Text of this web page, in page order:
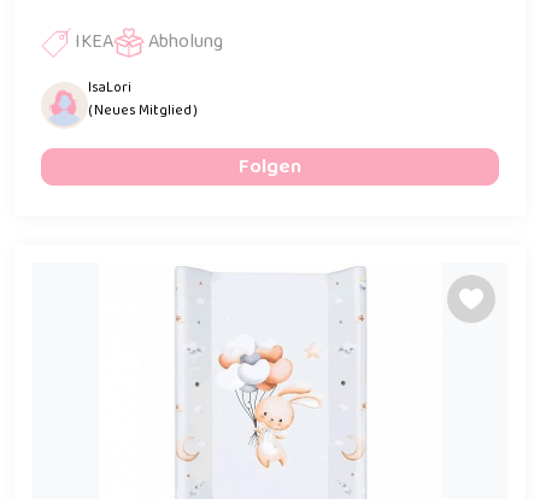
IKEA Abholung
IsaLori
( Neues Mitglied )
Folgen